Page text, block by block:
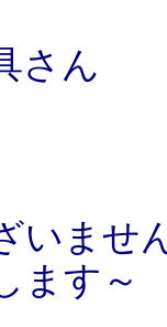
さん
いませ
ます～